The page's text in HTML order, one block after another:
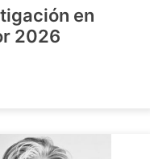
en
2026